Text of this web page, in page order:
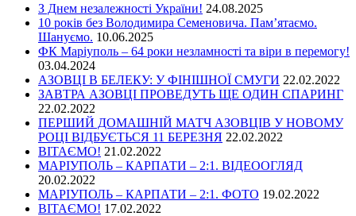
З Днем незалежності України! 24.08.2025
10 років без Володимира Семеновича. Пам’ятаємо.
Шануємо. 10.06.2025
ФК Маріуполь – 64 роки незламності та віри в перемогу!
03.04.2024
АЗОВЦІ В БЕЛЕКУ: У ФІНІШНОЇ СМУГИ 22.02.2022
ЗАВТРА АЗОВЦІ ПРОВЕДУТЬ ЩЕ ОДИН СПАРИНГ
22.02.2022
ПЕРШИЙ ДОМАШНІЙ МАТЧ АЗОВЦІВ У НОВОМУ
РОЦІ ВІДБУЄТЬСЯ 11 БЕРЕЗНЯ 22.02.2022
ВІТАЄМО! 21.02.2022
МАРІУПОЛЬ – КАРПАТИ – 2:1. ВІДЕООГЛЯД
20.02.2022
МАРІУПОЛЬ – КАРПАТИ – 2:1. ФОТО 19.02.2022
ВІТАЄМО! 17.02.2022